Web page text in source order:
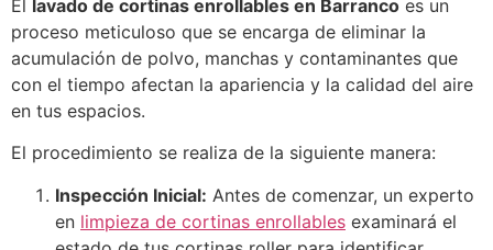
El lavado de cortinas enrollables en Barranco es un
proceso meticuloso que se encarga de eliminar la
acumulación de polvo, manchas y contaminantes que
con el tiempo afectan la apariencia y la calidad del aire
en tus espacios.
El procedimiento se realiza de la siguiente manera:
Inspección Inicial: Antes de comenzar, un experto
en limpieza de cortinas enrollables examinará el